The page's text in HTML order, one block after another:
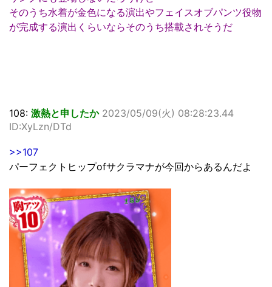
そのうち水着が金色になる演出やフェイスオブパンツ役物
が完成する演出くらいならそのうち搭載されそうだ
108: 激熱と申したか 2023/05/09(火) 08:28:23.44
ID:XyLzn/DTd
>>107
パーフェクトヒップofサクラマナが今回からあるんだよ